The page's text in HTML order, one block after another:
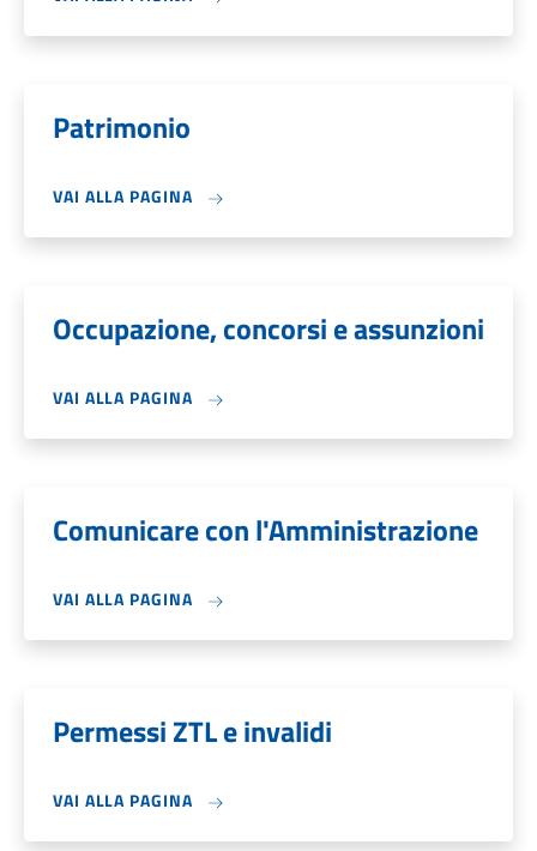
Patrimonio
VAI ALLA PAGINA
Occupazione, concorsi e assunzioni
VAI ALLA PAGINA
Comunicare con l'Amministrazione
VAI ALLA PAGINA
Permessi ZTL e invalidi
VAI ALLA PAGINA